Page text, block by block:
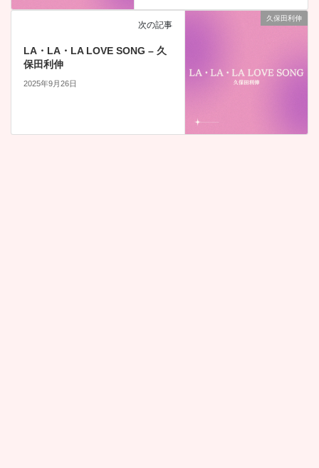
久保田利伸
次の記事
LA・LA・LA LOVE SONG – 久
保田利伸
2025年9月26日